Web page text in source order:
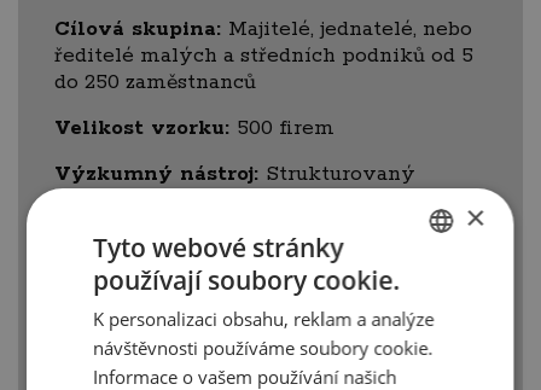
Cílová skupina: Majitelé, jednatelé, nebo
ředitelé malých a středních podniků od 5
do 250 zaměstnanců
Velikost vzorku: 500 firem
Výzkumný nástroj: Strukturovaný
Sběr dat: 17.8. – 1. 9. 2017
Realizaci sběru dat a analýzu provedla
výzkumná agentura IPSOS.
ENGLISH
×
Tyto webové stránky
používají soubory cookie.
K personalizaci obsahu, reklam a analýze
návštěvnosti používáme soubory cookie.
Informace o vašem používání našich